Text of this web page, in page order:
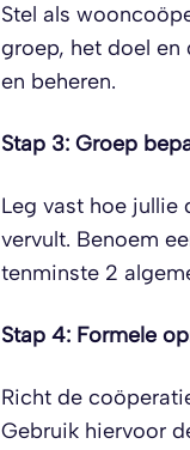
Stel als
groep, het doel en
en beheren.
Stap 3: Groep
Leg vast hoe jullie
vervult. Benoem
tenminste 2
Stap 4: Formele
Richt de
Gebruik hiervoor